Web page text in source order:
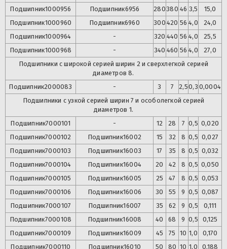
Подшипник1000956 Подшипник6956 280380 46 3,5
15,0
Подшипник1000960 Подшипник6960 300 420 56 4,0
24,0
Подшипник1000964 - 320 440 56 4,0
25,5
Подшипник1000968 - 340 460 56 4,0
27,0
Подшипники с широкой серией ширин 2 и сверхлегкой серией
диаметров 8.
Подшипник2000083 - 3 7 2,50,3 0,0004
Подшипники с узкой серией ширин 7 и особолегкой серией
диаметров 1.
Подшипник7000101 - 12 28 7 0,5 0,020
Подшипник7000102 Подшипник16002 15 32 8 0,5 0,027
Подшипник7000103 Подшипник16003 17 35 8 0,5 0,032
Подшипник7000104 Подшипник16004 20 42 8 0,5 0,050
Подшипник7000105 Подшипник16005 25 47 8 0,5 0,053
Подшипник7000106 Подшипник16006 30 55 9 0,5 0,087
Подшипник7000107 Подшипник16007 35 62 9 0,5
0,111
Подшипник7000108 Подшипник16008 40 68 9 0,5
0,125
Подшипник7000109 Подшипник16009 45 75 10 1,0
0,170
Подшипник7000110 Подшипник16010 50 80 10 1,0
0,188